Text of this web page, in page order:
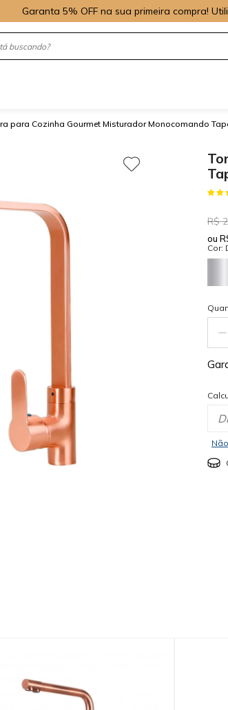
Garanta 5% OFF na sua primeira compra!
para Cozinha Gourmet Misturador Monocomando
R$
ou
Cor: